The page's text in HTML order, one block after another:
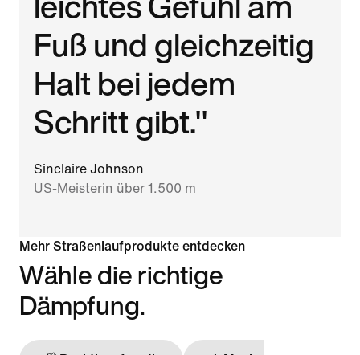
Fuß und gleichzeitig
Halt bei jedem
Schritt gibt."
Sinclaire Johnson
US-Meisterin über 1.500 m
Mehr Straßenlaufprodukte entdecken
Wähle die richtige
Dämpfung.